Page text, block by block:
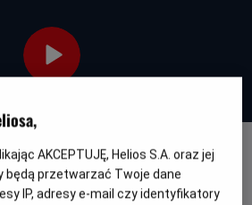
w ciemno
AKCEPTUJĘ, Helios S.A. oraz jej
będą przetwarzać Twoje dane
IP, adresy e-mail czy identyfikatory